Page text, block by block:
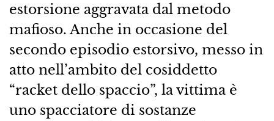
estorsione aggravata dal metodo
mafioso. Anche in occasione del
secondo episodio estorsivo, messo in
atto nell’ambito del cosiddetto
“racket dello spaccio”, la vittima è
uno spacciatore di sostanze